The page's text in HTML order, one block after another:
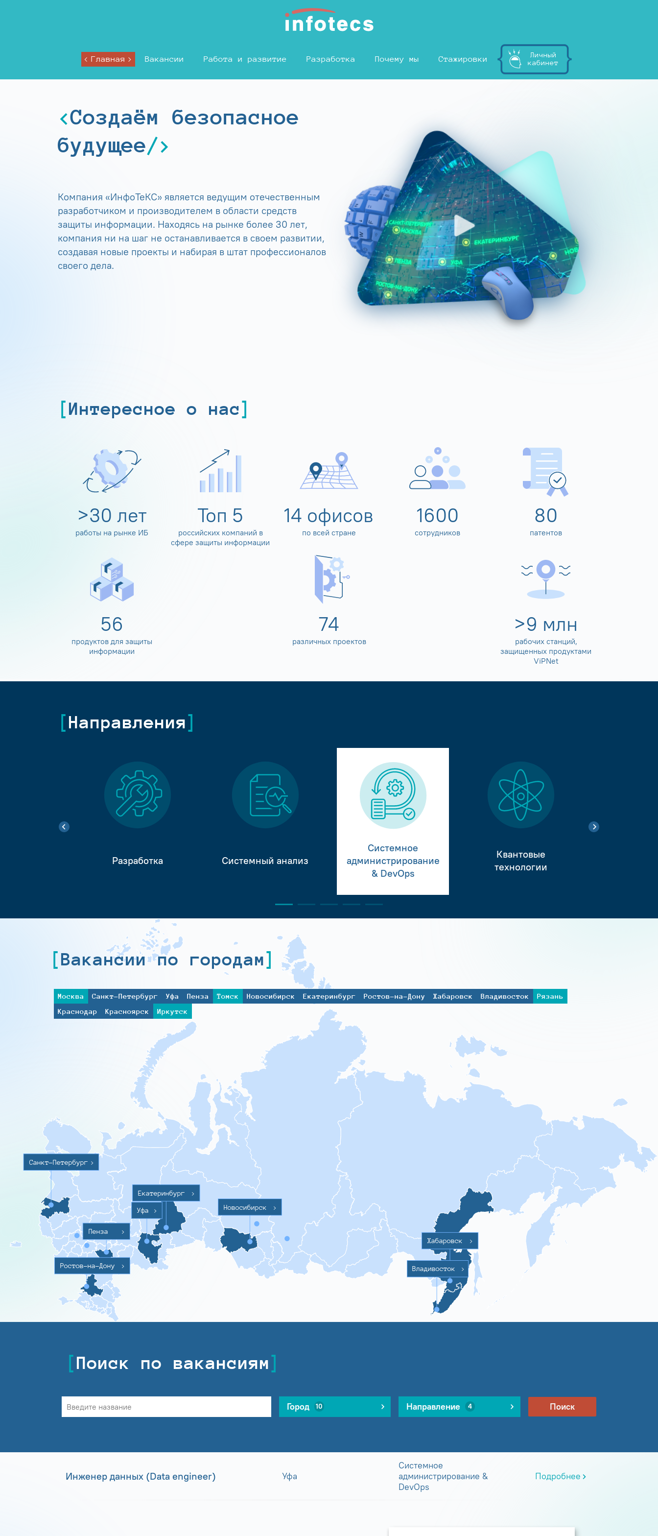
Главная Вакансии Работа и развитие Разработка Почему мы Стажировки
Личный
кабинет
Создаём безопасное
будущее
Компания «ИнфоТеКС» является ведущим отечественным
разработчиком и производителем в области средств
защиты информации. Находясь на рынке более 30 лет,
компания ни на шаг не останавливается в своем развитии,
создавая новые проекты и набирая в штат профессионалов
своего дела.
Интересное о нас
>30 лет
работы на рынке ИБ
Топ 5
российских компаний в
сфере защиты информации
14 офисов
по всей стране
1600
сотрудников
80
патентов
60
продуктов для защиты
информации
80
различных проектов
>10 млн
рабочих станций,
защищенных продуктами
ViPNet
Направления
Разработка Системный анализ
Системное
администрирование
& DevOps
Квантовые
технологии
Вакансии по городам
Москва Санкт-Петербург Уфа Пенза Томск Новосибирск Екатеринбург Ростов-на-Дону Хабаровск Владивосток
Рязань
Краснодар
Красноярск Иркутск
Санкт-Петербург >
Ростов-на-Дону >
Пенза >
Уфа >
Екатеринбург
>
Новосибирск
>
Хабаровск >
Владивосток >
Поиск по вакансиям
Город 10 Направление 4 Поиск
Инженер данных (Data engineer) Уфа
Системное
администрирование &
DevOps
Подробнее